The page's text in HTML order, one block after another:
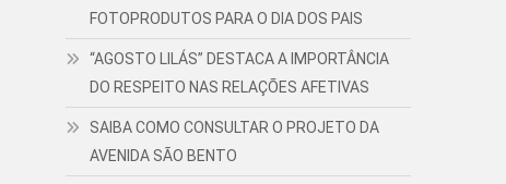
FOTOPRODUTOS PARA O DIA DOS PAIS
“AGOSTO LILÁS” DESTACA A IMPORTÂNCIA
DO RESPEITO NAS RELAÇÕES AFETIVAS
SAIBA COMO CONSULTAR O PROJETO DA
AVENIDA SÃO BENTO